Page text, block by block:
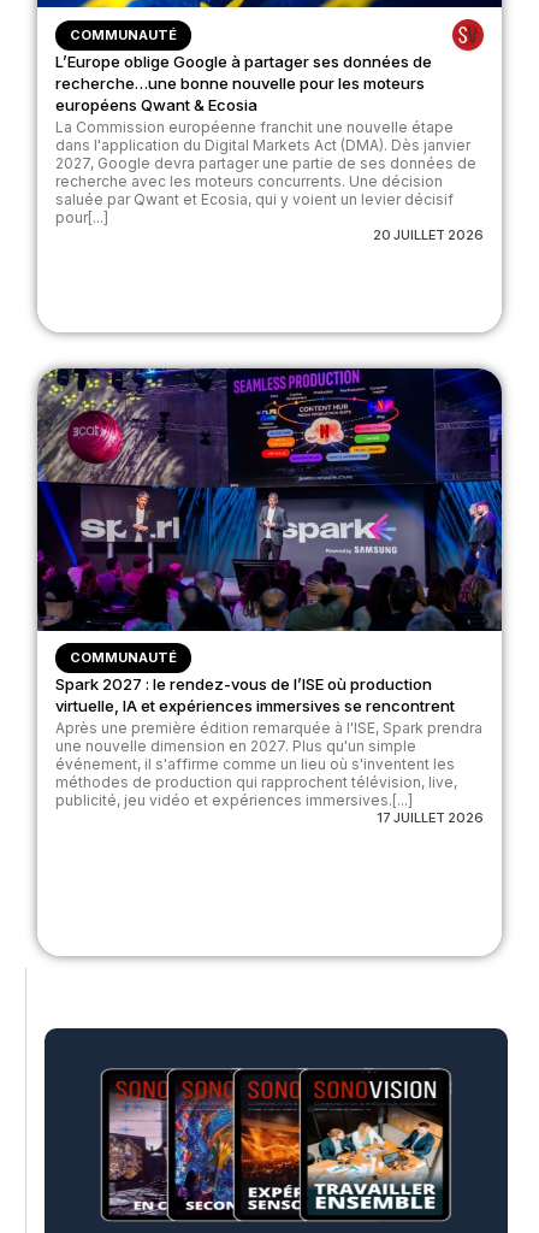
COMMUNAUTÉ
L’Europe oblige Google à partager ses données de
recherche…une bonne nouvelle pour les moteurs
européens Qwant & Ecosia
La Commission européenne franchit une nouvelle étape
dans l'application du Digital Markets Act (DMA). Dès janvier
2027, Google devra partager une partie de ses données de
recherche avec les moteurs concurrents. Une décision
saluée par Qwant et Ecosia, qui y voient un levier décisif
pour[...]
20 JUILLET 2026
COMMUNAUTÉ
Spark 2027 : le rendez-vous de l’ISE où production
virtuelle, IA et expériences immersives se rencontrent
Après une première édition remarquée à l'ISE, Spark prendra
une nouvelle dimension en 2027. Plus qu'un simple
événement, il s'affirme comme un lieu où s'inventent les
méthodes de production qui rapprochent télévision, live,
publicité, jeu vidéo et expériences immersives.[...]
17 JUILLET 2026